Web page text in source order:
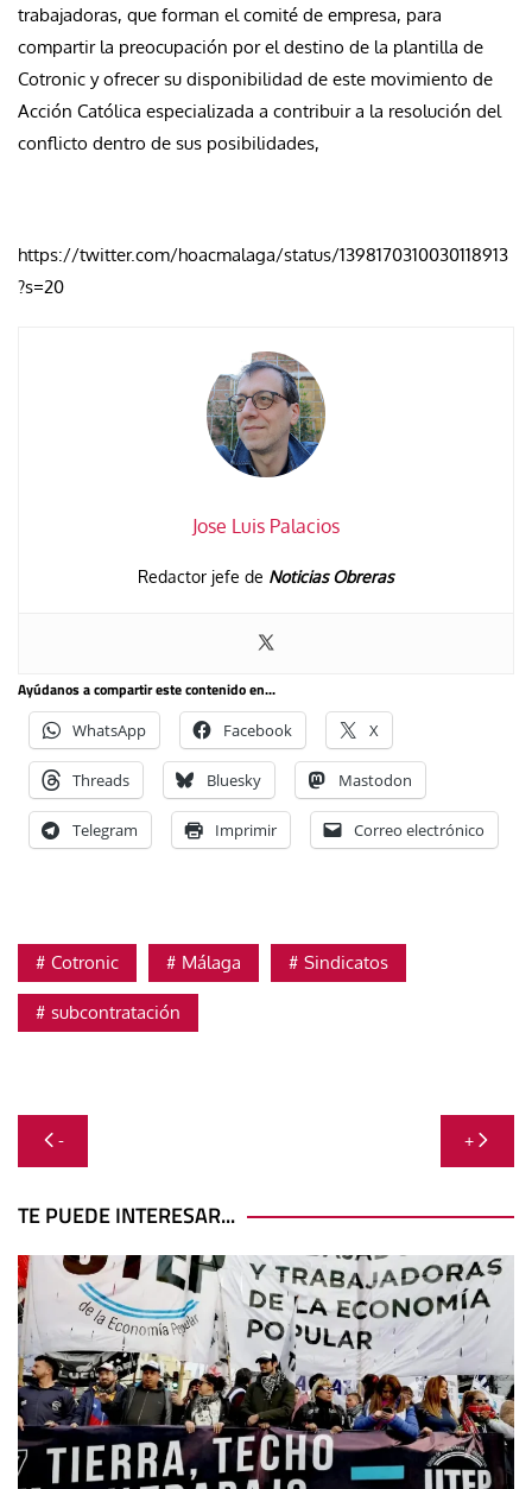
trabajadoras, que forman el comité de empresa, para
compartir la preocupación por el destino de la plantilla de
Cotronic y ofrecer su disponibilidad de este movimiento de
Acción Católica especializada a contribuir a la resolución del
conflicto dentro de sus posibilidades,
https://twitter.com/hoacmalaga/status/1398170310030118913
?s=20
Jose Luis Palacios
Redactor jefe de Noticias Obreras
Ayúdanos a compartir este contenido en...
WhatsApp Facebook X
Threads Bluesky Mastodon
Telegram Imprimir Correo electrónico
Cotronic Málaga Sindicatos
subcontratación
Navegación
de
entradas
- +
TE PUEDE INTERESAR...